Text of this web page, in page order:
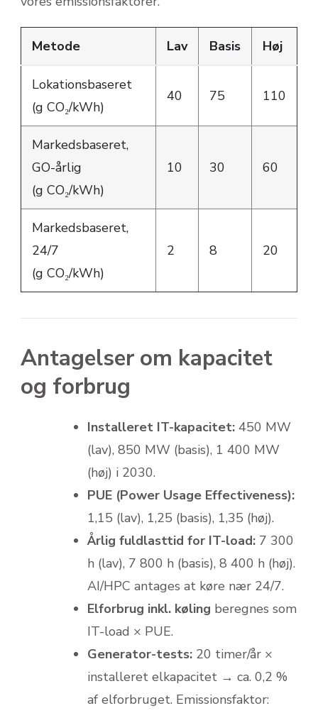
Metode Lav Basis Høj
Lokationsbaseret
(g CO₂/kWh)
40 75 110
Markedsbaseret,
GO-årlig
(g CO₂/kWh)
10 30 60
Markedsbaseret,
24/7
(g CO₂/kWh)
2 8 20
Antagelser om kapacitet
og forbrug
Installeret IT-kapacitet: 450 MW
(lav), 850 MW (basis), 1 400 MW
(høj) i 2030.
PUE (Power Usage Effectiveness):
1,15 (lav), 1,25 (basis), 1,35 (høj).
Årlig fuldlasttid for IT-load: 7 300
h (lav), 7 800 h (basis), 8 400 h (høj).
AI/HPC antages at køre nær 24/7.
Elforbrug inkl. køling beregnes som
IT-load × PUE.
Generator-tests: 20 timer/år ×
installeret elkapacitet → ca. 0,2 %
af elforbruget. Emissionsfaktor: